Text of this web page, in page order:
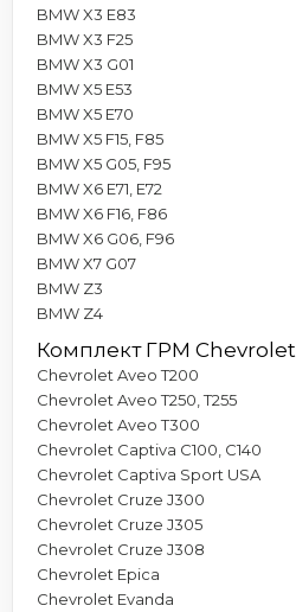
BMW X3 E83
BMW X3 F25
BMW X3 G01
BMW X5 E53
BMW X5 E70
BMW X5 F15, F85
BMW X5 G05, F95
BMW X6 E71, E72
BMW X6 F16, F86
BMW X6 G06, F96
BMW X7 G07
BMW Z3
BMW Z4
Комплект ГРМ Chevrolet
Chevrolet Aveo T200
Chevrolet Aveo T250, T255
Chevrolet Aveo T300
Chevrolet Captiva C100, C140
Chevrolet Captiva Sport USA
Chevrolet Cruze J300
Chevrolet Cruze J305
Chevrolet Cruze J308
Chevrolet Epica
Chevrolet Evanda